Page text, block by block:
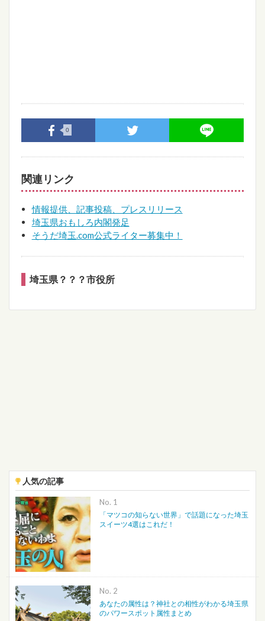
0
関連リンク
情報提供、記事投稿、プレスリリース
埼玉県おもしろ内閣発足
そうだ埼玉.com公式ライター募集中！
埼玉県？？？市役所
人気の記事
No.
「マツコの知らない世界」で話題になった埼玉
スイーツ4選はこれだ！
No.
あなたの属性は？神社との相性がわかる埼玉県
のパワースポット属性まとめ